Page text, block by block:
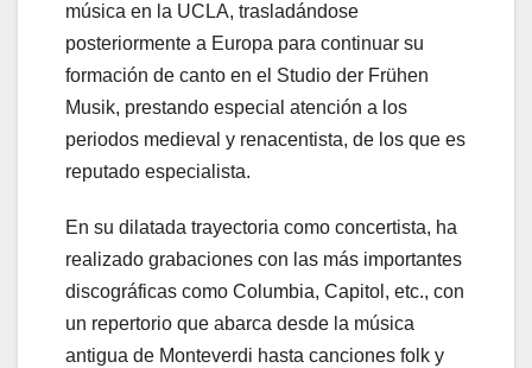
música en la UCLA, trasladándose
posteriormente a Europa para continuar su
formación de canto en el Studio der Frühen
Musik, prestando especial atención a los
periodos medieval y renacentista, de los que es
reputado especialista.
En su dilatada trayectoria como concertista, ha
realizado grabaciones con las más importantes
discográficas como Columbia, Capitol, etc., con
un repertorio que abarca desde la música
antigua de Monteverdi hasta canciones folk y